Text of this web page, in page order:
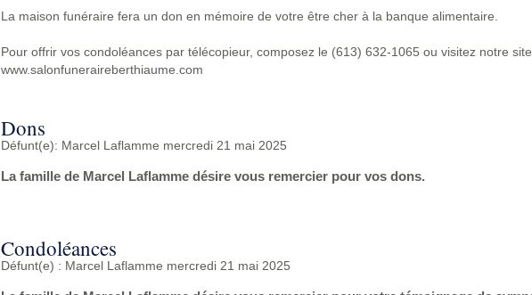
La maison funéraire fera un don en mémoire de votre être cher à la banque alimentaire.
Pour offrir vos condoléances par télécopieur, composez le (613) 632-1065 ou visitez notre
www.salonfuneraireberthiaume.com
Dons
Défunt(e): Marcel Laflamme mercredi 21 mai 2025
La famille de Marcel Laflamme désire vous remercier pour vos dons.
Condoléances
Défunt(e) : Marcel Laflamme mercredi 21 mai 2025